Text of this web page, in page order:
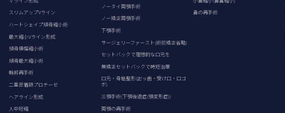
スリムアップVライン
ハートシェイプ頬骨縮小術
最大縮小Vライン形成
頬骨横幅縮小術
頬骨最大縮小術
輪郭再手術
二重密着額プロテーゼ
ヘアライン形成
人中短縮
ノータイ両顎手術
ノー矯正両顎手術
下顎手術
サージェリーファースト(術前矯正省略)
セットバックで理想的な口元を
無矯正セットバックで時短治療
口元・骨格整形(出っ歯・受け口・口ゴ
ボ)
三顎手術(下顎後退症(顎変形症))
両顎の再手術
鼻の再手術